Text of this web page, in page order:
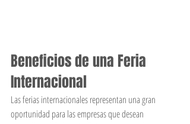
Beneficios de una Feria
Internacional
Las ferias internacionales representan una gran
oportunidad para las empresas que desean